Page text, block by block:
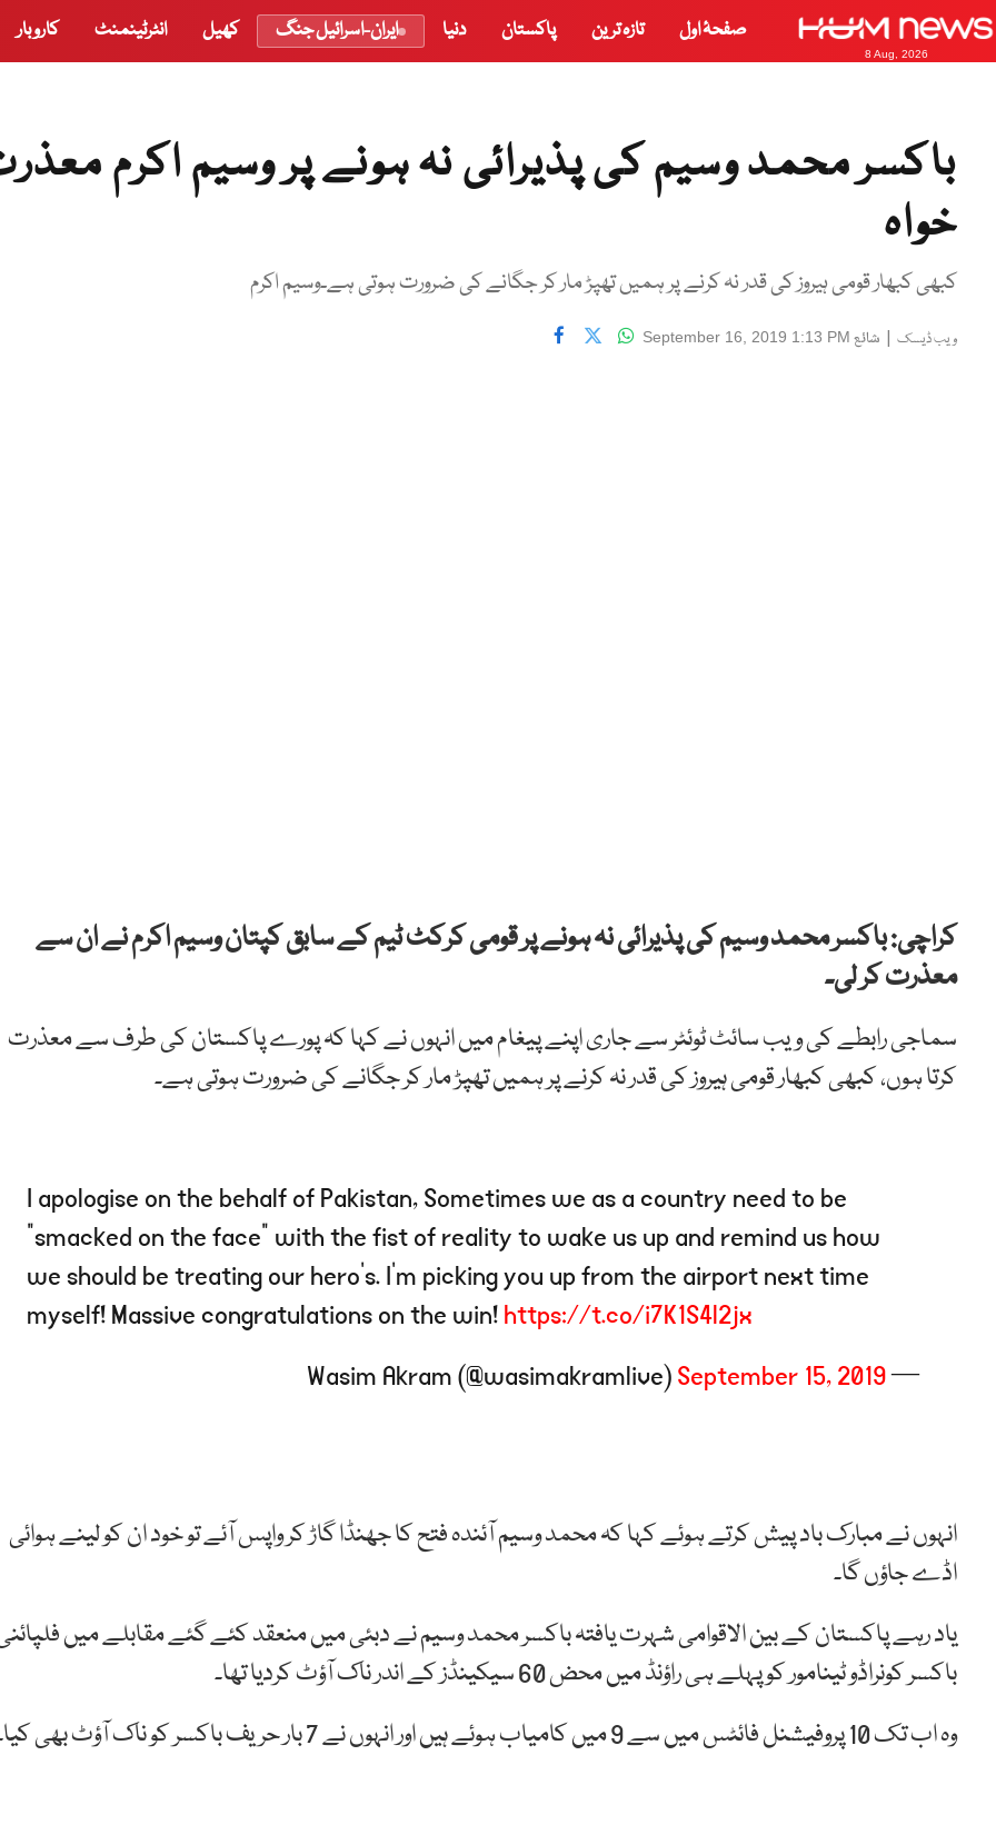
8 Aug, 2026
صفحۂ اول تازہ ترین پاکستان دنیا ایران-اسرائیل جنگ کھیل انٹرٹینمنٹ کاروبار
باکسر محمد وسیم کی پذیرائی نہ ہونے پر وسیم اکرم
خواہ
کبھی کبھار قومی ہیروز کی قدر نہ کرنے پر ہمیں تھپڑ مار کر جگانے کی ضرورت ہوتی ہے۔وسیم اکرم
ویب ڈیسک | شائع September 16, 2019 1:13 PM
کراچی: باکسر محمد وسیم کی پذیرائی نہ ہونے پر قومی کرکٹ ٹیم کے سابق کپتان وسیم اکرم نے ان سے
معذرت کر لی۔
سماجی رابطے کی ویب سائٹ ٹوئٹر سے جاری اپنے پیغام میں انہوں نے کہا کہ پورے پاکستان کی طرف سے معذرت
کرتا ہوں، کبھی کبھار قومی ہیروز کی قدر نہ کرنے پر ہمیں تھپڑ مار کر جگانے کی ضرورت ہوتی ہے۔
I apologise on the behalf of Pakistan, Sometimes we as a country need to be
“smacked on the face” with the fist of reality to wake us up and remind us how
we should be treating our hero’s. I’m picking you up from the airport next time
myself! Massive congratulations on the win!https://t.co/i7K1S4l2jx
— Wasim Akram (@wasimakramlive)
September 15, 2019
انہوں نے مبارک باد پیش کرتے ہوئے کہا کہ محمد وسیم آئندہ فتح کا جھنڈا گاڑ کر واپس آئے تو خود ان کو لینے ہوائی
اڈے جاؤں گا۔
یاد رہے پاکستان کے بین الاقوامی شہرت یافتہ باکسر محمد وسیم نے دبئی میں منعقد کئے گئے مقابلے میں
باکسر کونراڈو ٹینامور کو پہلے ہی راؤنڈ میں محض 60 سیکینڈز کے اندر ناک آؤٹ کردیا تھا۔
وہ اب تک 10 پروفیشنل فائٹس میں سے 9 میں کامیاب ہوئے ہیں اور انہوں نے 7 بار حریف باکسر کو ناک آؤٹ بھی کیا۔